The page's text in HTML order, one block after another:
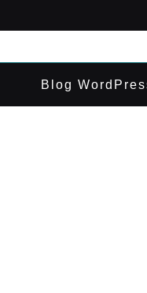
Blog